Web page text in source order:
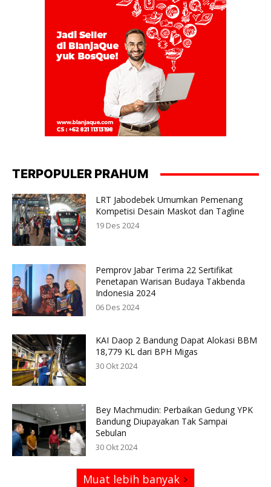
TERPOPULER PRAHUM
LRT Jabodebek Umumkan Pemenang
Kompetisi Desain Maskot dan Tagline
19 Des 2024
Pemprov Jabar Terima 22 Sertifikat
Penetapan Warisan Budaya Takbenda
Indonesia 2024
06 Des 2024
KAI Daop 2 Bandung Dapat Alokasi BBM
18,779 KL dari BPH Migas
30 Okt 2024
Bey Machmudin: Perbaikan Gedung YPK
Bandung Diupayakan Tak Sampai
Sebulan
30 Okt 2024
Muat lebih banyak